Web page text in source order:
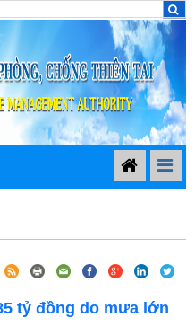
tỷ đồng do mưa lớn